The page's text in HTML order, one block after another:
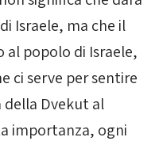
Israele, ma che il
al popolo di Israele,
ci serve per sentire
della Dvekutal
importanza, ogni